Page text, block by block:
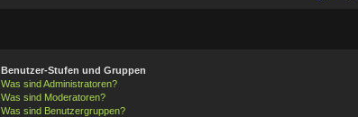
Benutzer-Stufen und Gruppen
Was sind Administratoren?
Was sind Moderatoren?
Was sind Benutzergruppen?